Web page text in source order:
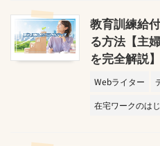
教育訓練給
る方法【主
を完全解説】
Webライター
在宅ワークのは